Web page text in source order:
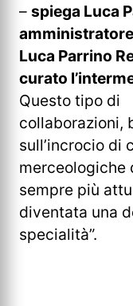
– spiega Luca
Luca Parrino
curato
Questo tipo di
collaborazioni,
sull’incrocio di
merceologiche
sempre più
diventata una
specialità”.